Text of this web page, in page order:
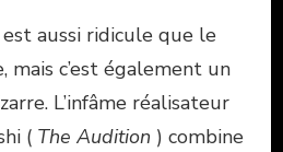
est aussi ridicule que le
c’est également un
L’infâme réalisateur
( The Audition ) combine